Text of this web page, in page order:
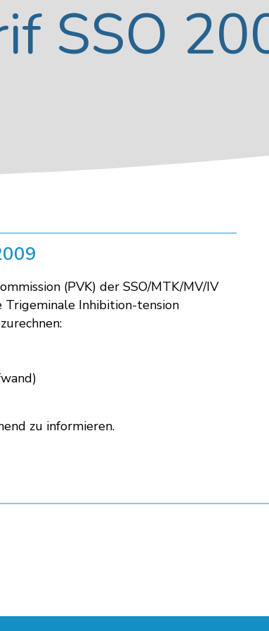
SSO
(PVK) der SSO/MTK/MV/IV
Trigeminale Inhibition-tension
zu informieren.